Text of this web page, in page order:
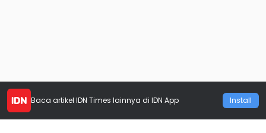
Baca artikel IDN Times lainnya di IDN App Install